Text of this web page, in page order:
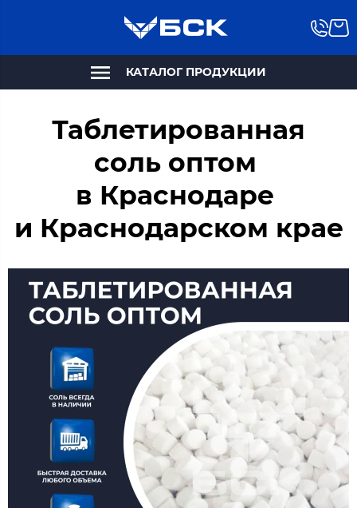
КАТАЛОГ ПРОДУКЦИИ
Таблетированная
соль оптом
в Краснодаре
и Краснодарском крае